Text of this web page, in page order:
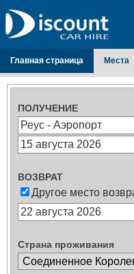
Главная страница Места
ПОЛУЧЕНИЕ
ВОЗВРАТ
Другое место
Страна проживания